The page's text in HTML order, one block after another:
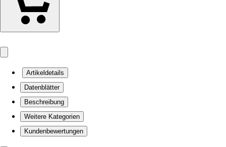
Artikeldetails
Datenblätter
Beschreibung
Weitere Kategorien
Kundenbewertungen